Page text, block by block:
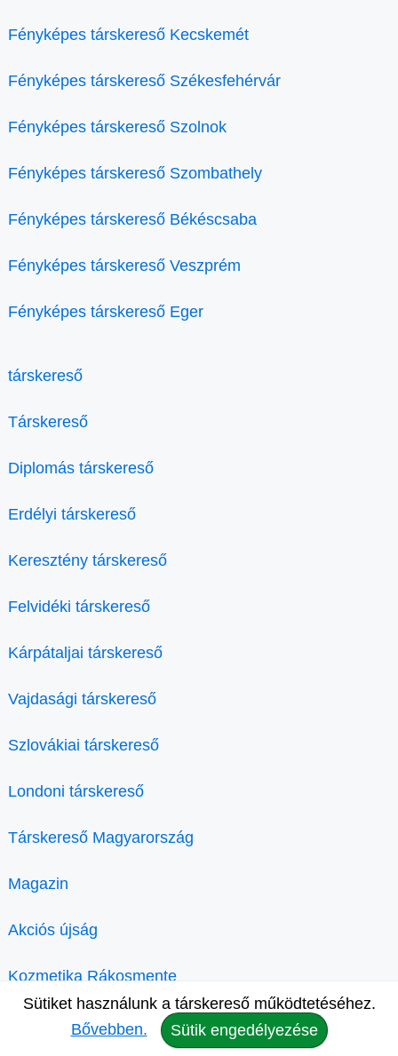
Fényképes társkereső Kecskemét
Fényképes társkereső Székesfehérvár
Fényképes társkereső Szolnok
Fényképes társkereső Szombathely
Fényképes társkereső Békéscsaba
Fényképes társkereső Veszprém
Fényképes társkereső Eger
társkereső
Társkereső
Diplomás társkereső
Erdélyi társkereső
Keresztény társkereső
Felvidéki társkereső
Kárpátaljai társkereső
Vajdasági társkereső
Szlovákiai társkereső
Londoni társkereső
Társkereső Magyarország
Magazin
Akciós újság
Kozmetika Rákosmente
Sütiket használunk a társkereső működtetéséhez.
Bővebben.
Sütik engedélyezése